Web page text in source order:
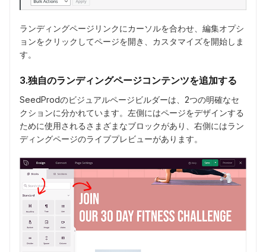
ランディングページリンクにカーソルを合わせ、編集オプシ
ョンをクリックしてページを開き、カスタマイズを開始しま
す。
3.独自のランディングページコンテンツを追加する
SeedProdのビジュアルページビルダーは、2つの明確なセ
クションに分かれています。左側にはページをデザインする
ために使用されるさまざまなブロックがあり、右側にはラン
ディングページのライブプレビューがあります。